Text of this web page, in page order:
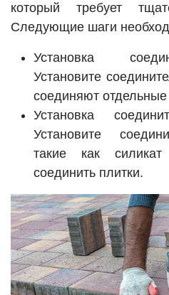
который требует
Следующие шаги
Установка
Установите
соединяют отдельные
Установка
Установите
такие как
соединить плитки.